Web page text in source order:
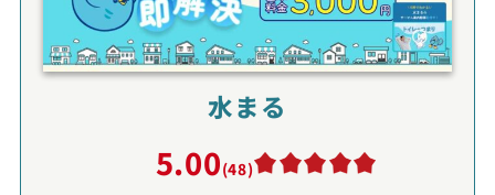
水まる
5.00(48)